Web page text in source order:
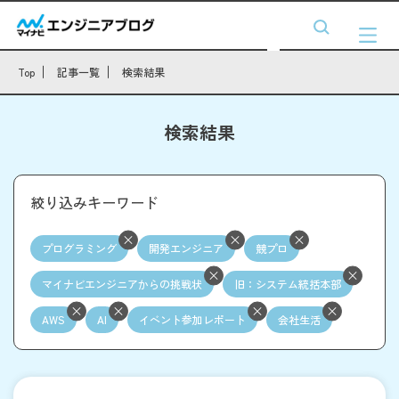
Top 記事一覧 検索結果
検索結果
絞り込みキーワード
プログラミング 開発エンジニア 競プロ
マイナビエンジニアからの挑戦状 旧：システム統括本部
AWS AI イベント参加レポート 会社生活